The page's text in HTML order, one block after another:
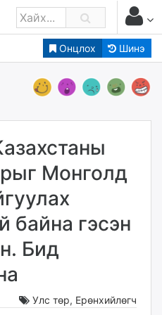
Онцлох Шинэ
Монголд
байна гэсэн
Бид
Улс төр, Ерөнхийлөгч